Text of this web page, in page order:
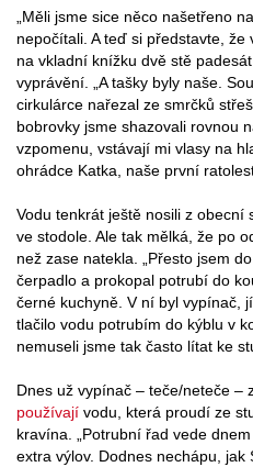
„Měli jsme sice něco našetřeno
nepočítali. A teď si představte,
na vkladní knížku dvě stě
vyprávění. „A tašky byly naše.
cirkulárce nařezal ze smrčků
bobrovky jsme shazovali rovnou
vzpomenu, vstávají mi vlasy na
ohrádce Katka, naše první
Vodu tenkrát ještě nosili z obecní
ve stodole. Ale tak mělká, že po
než zase natekla. „Přesto jsem
čerpadlo a prokopal potrubí do
černé kuchyně. V ní byl vypínač,
tlačilo vodu potrubím do kýblu v
nemuseli jsme tak často lítat ke
Dnes už vypínač – teče/neteče –
používají vodu, která proudí ze
kravína. „Potrubní řad vede
extra výlov. Dodnes nechápu, jak